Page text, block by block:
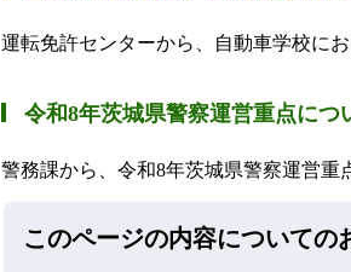
運転免許センターから、自動車学校に
令和8年茨城県警察運営重点につ
警務課から、令和8年茨城県警察運営重
このページの内容についての